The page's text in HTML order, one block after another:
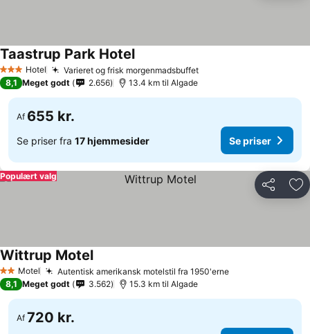
3 StjernerHotel Varieret og frisk morgenmadsbuffet
Taastrup Park Hotel
8,1 Meget godt 2.656 13.4 km til Algade
Af 655 kr.
Se priser fra 17 hjemmesider Se priser
Del
Populært valg
2 Stjerner
Motel Autentisk amerikansk motelstil fra 1950'erne
Wittrup Motel
8,1 Meget godt 3.562 15.3 km til Algade
Af 720 kr.